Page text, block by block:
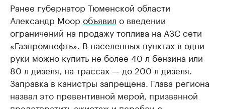
Ранее губернатор Тюменской области
Александр Моор объявил о введении
ограничений на продажу топлива на АЗС сети
«Газпромнефть». В населенных пунктах в одни
руки можно купить не более 40 л бензина или
80 л дизеля, на трассах — до 200 л дизеля.
Заправка в канистры запрещена. Глава региона
назвал это превентивной мерой, призванной